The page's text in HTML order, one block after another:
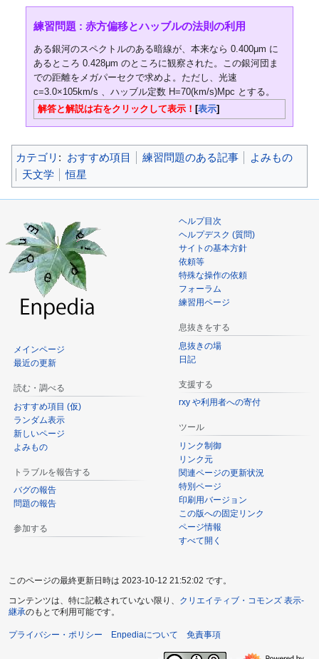
練習問題 : 赤方偏移とハッブルの法則の利用
ある銀河のスペクトルのある暗線が、本来なら 0.400μm に
あるところ 0.428μm のところに観察された。この銀河団ま
での距離をメガパーセクで求めよ。ただし、光速
c=3 .0×105km/s 、ハッブル定数 H=70(km/s)Mpc とする。
表示
解答と解説は右をクリックして表示！
カテゴリ : おすすめ項目 練習問題のある記事
よみもの
天文学
恒星
メインページ
最近の更新
読む・調べる
おすすめ項目 (仮)
ランダム表示
新しいページ
よみもの
トラブルを報告する
バグの報告
問題の報告
参加する
ヘルプ目次
ヘルプデスク (質問)
サイトの基本方針
依頼等
特殊な操作の依頼
フォーラム
練習用ページ
息抜きをする
息抜きの場
日記
支援する
rxy や利用者への寄付
ツール
リンク制御
リンク元
関連ページの更新状況
特別ページ
印刷用バージョン
この版への固定リンク
ページ情報
すべて開く
このページの最終更新日時は 2023-10-12 21:52:02 です。
コンテンツは、特に記載されていない限り、 クリエイティブ・コモンズ 表示-
継承のもとで利用可能です。
プライバシー・ポリシー Enpediaについて 免責事項